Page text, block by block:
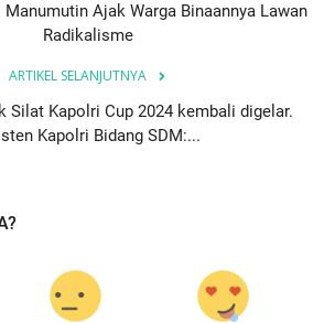
Ajak Warga Binaannya Lawan
Radikalisme
ARTIKEL SELANJUTNYA
Silat Kapolri Cup 2024 kembali digelar.
Kapolri Bidang SDM:...